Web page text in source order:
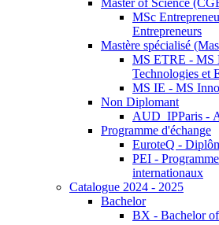
Master of Science
MSc
Entrepreneurs
Mastère spécialisé
MS ETRE - MS
Technologies et
MS IE - MS
Non Diplomant
AUD_IPParis -
Programme d'échange
EuroteQ -
PEI -
internationaux
Catalogue 2024 - 2025
Bachelor
BX - Bachelor